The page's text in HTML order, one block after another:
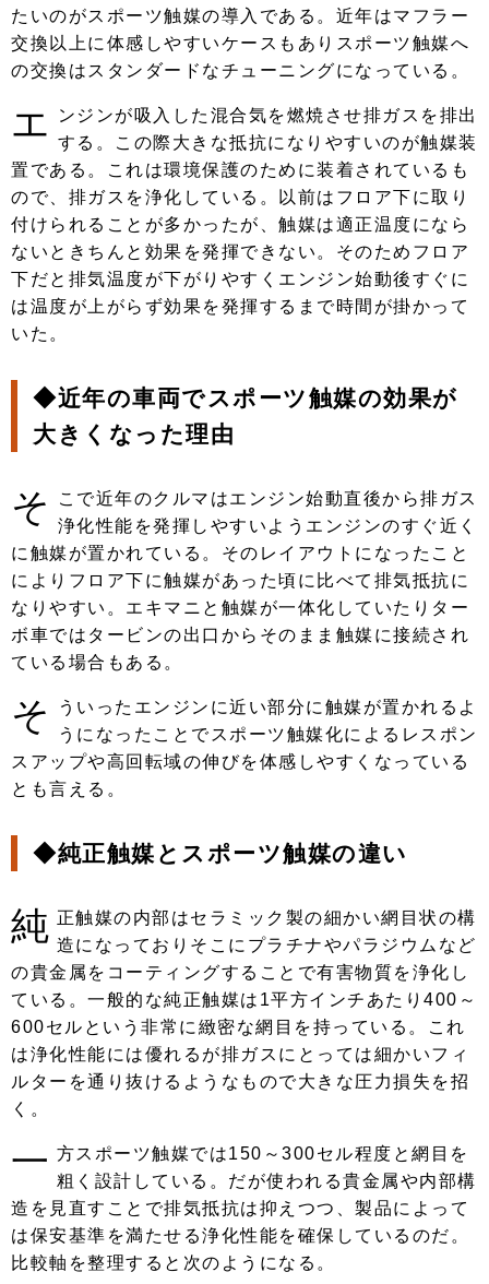
たいのがスポーツ触媒の導入である。近年はマフラー
交換以上に体感しやすいケースもありスポーツ触媒へ
の交換はスタンダードなチューニングになっている。
エ
ンジンが吸入した混合気を燃焼させ排ガスを排出
する。この際大きな抵抗になりやすいのが触媒装
置である。これは環境保護のために装着されているも
ので、排ガスを浄化している。以前はフロア下に取り
付けられることが多かったが、触媒は適正温度になら
ないときちんと効果を発揮できない。そのためフロア
下だと排気温度が下がりやすくエンジン始動後すぐに
は温度が上がらず効果を発揮するまで時間が掛かって
いた。
◆近年の車両でスポーツ触媒の効果が
大きくなった理由
そ
こで近年のクルマはエンジン始動直後から排ガス
浄化性能を発揮しやすいようエンジンのすぐ近く
に触媒が置かれている。そのレイアウトになったこと
によりフロア下に触媒があった頃に比べて排気抵抗に
なりやすい。エキマニと触媒が一体化していたりター
ボ車ではタービンの出口からそのまま触媒に接続され
ている場合もある。
そ
ういったエンジンに近い部分に触媒が置かれるよ
うになったことでスポーツ触媒化によるレスポン
スアップや高回転域の伸びを体感しやすくなっている
とも言える。
◆純正触媒とスポーツ触媒の違い
純 正触媒の内部はセラミック製の細かい網目状の構
造になっておりそこにプラチナやパラジウムなど
の貴金属をコーティングすることで有害物質を浄化し
ている。一般的な純正触媒は1平方インチあたり400～
600セルという非常に緻密な網目を持っている。これ
は浄化性能には優れるが排ガスにとっては細かいフィ
ルターを通り抜けるようなもので大きな圧力損失を招
く。
一 方スポーツ触媒では150～300セル程度と網目を
粗く設計している。だが使われる貴金属や内部構
造を見直すことで排気抵抗は抑えつつ、製品によって
は保安基準を満たせる浄化性能を確保しているのだ。
比較軸を整理すると次のようになる。